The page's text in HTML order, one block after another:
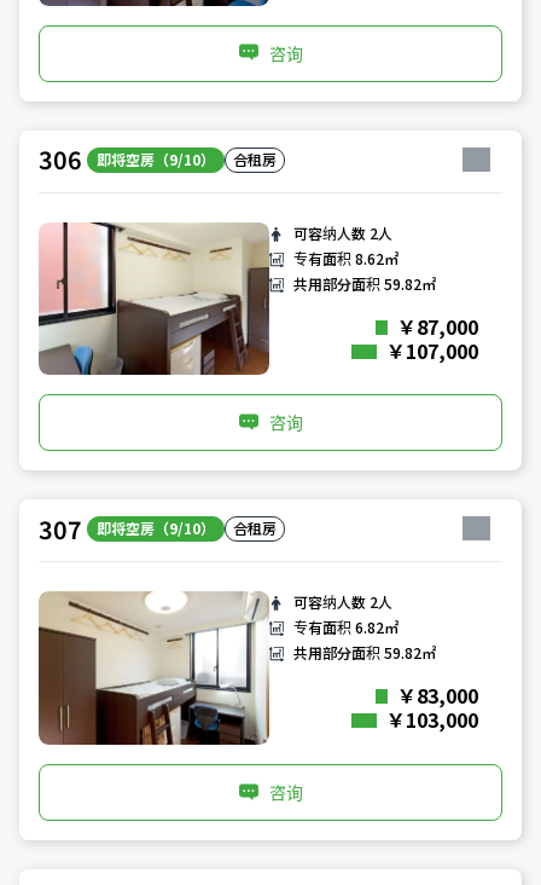
咨询
306 即将空房（9/10） 合租房
可容纳人数 2人
专有面积8.62㎡
共用部分面积59.82㎡
￥87,000
￥107,000
咨询
307 即将空房（9/10） 合租房
可容纳人数 2人
专有面积6.82㎡
共用部分面积59.82㎡
￥83,000
￥103,000
咨询